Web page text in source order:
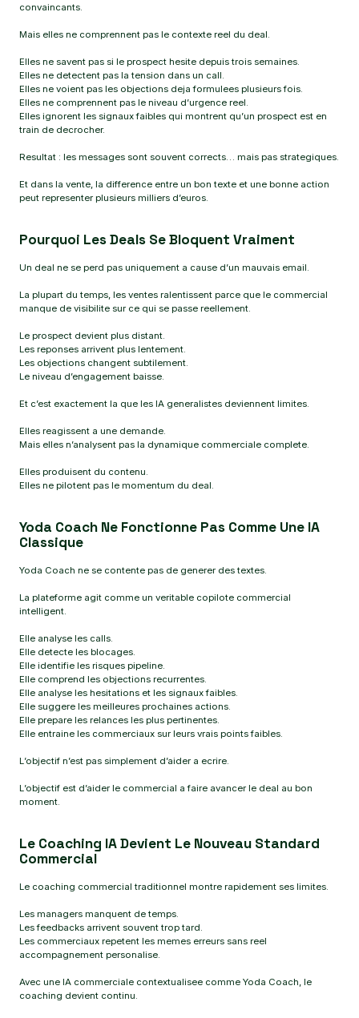
convaincants.
Mais elles ne comprennent pas le contexte reel du deal.
Elles ne savent pas si le prospect hesite depuis trois semaines.
Elles ne detectent pas la tension dans un call.
Elles ne voient pas les objections deja formulees plusieurs fois.
Elles ne comprennent pas le niveau d’urgence reel.
Elles ignorent les signaux faibles qui montrent qu’un prospect est en
train de decrocher.
Resultat : les messages sont souvent corrects… mais pas strategiques.
Et dans la vente, la difference entre un bon texte et une bonne action
peut representer plusieurs milliers d’euros.
Pourquoi Les Deals Se Bloquent Vraiment
Un deal ne se perd pas uniquement a cause d’un mauvais email.
La plupart du temps, les ventes ralentissent parce que le commercial
manque de visibilite sur ce qui se passe reellement.
Le prospect devient plus distant.
Les reponses arrivent plus lentement.
Les objections changent subtilement.
Le niveau d’engagement baisse.
Et c’est exactement la que les IA generalistes deviennent limites.
Elles reagissent a une demande.
Mais elles n’analysent pas la dynamique commerciale complete.
Elles produisent du contenu.
Elles ne pilotent pas le momentum du deal.
Yoda Coach Ne Fonctionne Pas Comme Une IA
Classique
Yoda Coach ne se contente pas de generer des textes.
La plateforme agit comme un veritable copilote commercial
intelligent.
Elle analyse les calls.
Elle detecte les blocages.
Elle identifie les risques pipeline.
Elle comprend les objections recurrentes.
Elle analyse les hesitations et les signaux faibles.
Elle suggere les meilleures prochaines actions.
Elle prepare les relances les plus pertinentes.
Elle entraine les commerciaux sur leurs vrais points faibles.
L’objectif n’est pas simplement d’aider a ecrire.
L’objectif est d’aider le commercial a faire avancer le deal au bon
moment.
Le Coaching IA Devient Le Nouveau Standard
Commercial
Le coaching commercial traditionnel montre rapidement ses limites.
Les managers manquent de temps.
Les feedbacks arrivent souvent trop tard.
Les commerciaux repetent les memes erreurs sans reel
accompagnement personalise.
Avec une IA commerciale contextualisee comme Yoda Coach, le
coaching devient continu.